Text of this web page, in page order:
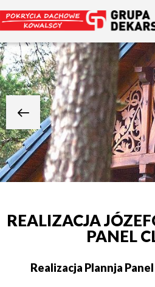
REALIZACJA
PANEL
Realizacja Plannja